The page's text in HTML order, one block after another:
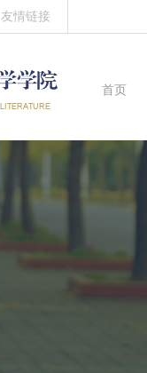
友情链接
首页